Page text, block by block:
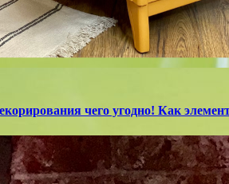
чего угодно! Как